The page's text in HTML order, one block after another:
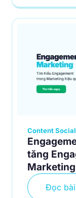
Content Social
tăng
Marketing
Đọc